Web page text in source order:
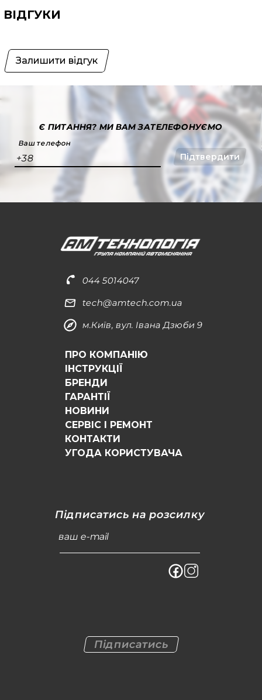
ВІДГУКИ
Залишити відгук
Є ПИТАННЯ?МИ ВАМ ЗАТЕЛЕФОНУЄМО
Ваш телефон
+38 Підтвердити
044 5014047
tech@amtech.com.ua
м.Київ, вул. Івана Дзюби 9
ПРО КОМПАНІЮ
ІНСТРУКЦІЇ
БРЕНДИ
ГАРАНТІЇ
НОВИНИ
СЕРВІС І РЕМОНТ
КОНТАКТИ
УГОДА КОРИСТУВАЧА
Підписатись на розсилку
ваш e-mail
Підписатись